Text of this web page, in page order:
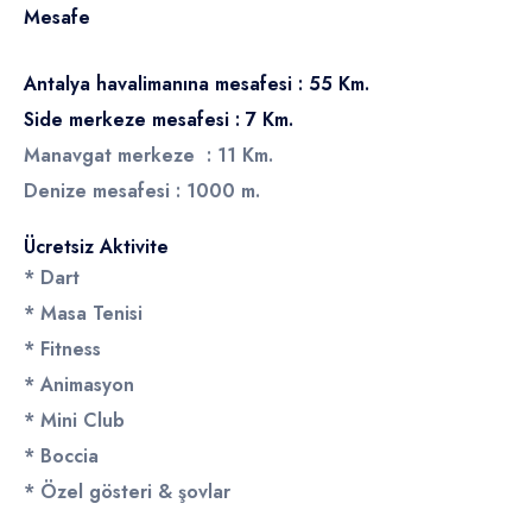
Mesafe
Antalya havalimanına mesafesi : 55 Km.
Side merkeze mesafesi : 7 Km.
Manavgat merkeze : 11 Km.
Denize mesafesi : 1000 m.
Ücretsiz Aktivite
* Dart
* Masa Tenisi
* Fitness
* Animasyon
* Mini Club
* Boccia
* Özel gösteri & şovlar